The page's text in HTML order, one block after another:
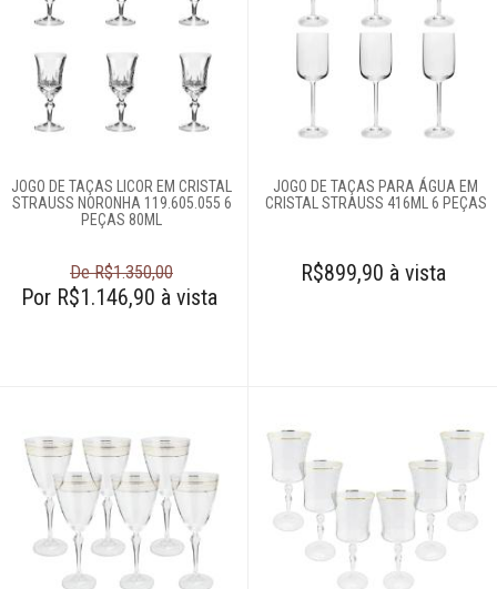
JOGO DE TAÇAS LICOR EM CRISTAL
STRAUSS NORONHA 119.605.055 6
PEÇAS 80ML
De R$1.350,00
Por R$1.146,90 à vista
JOGO DE TAÇAS PARA ÁGUA EM
CRISTAL STRAUSS 416ML 6 PEÇAS
R$899,90 à vista